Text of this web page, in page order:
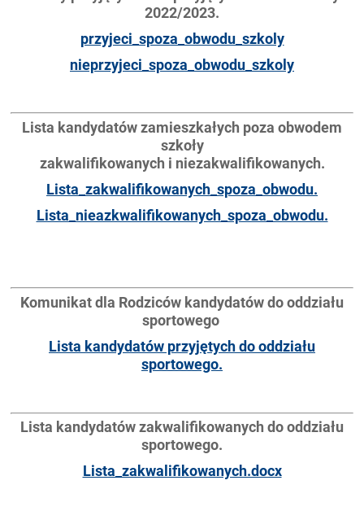
2022/2023.
przyjeci_spoza_obwodu_szkoly
nieprzyjeci_spoza_obwodu_szkoly
Lista kandydatów zamieszkałych poza obwodem
szkoły
zakwalifikowanych i niezakwalifikowanych.
Lista_zakwalifikowanych_spoza_obwodu.
Lista_nieazkwalifikowanych_spoza_obwodu.
Komunikat dla Rodziców kandydatów do oddziału
sportowego
Lista kandydatów przyjętych do oddziału
sportowego.
Lista kandydatów zakwalifikowanych do oddziału
sportowego.
Lista_zakwalifikowanych.docx